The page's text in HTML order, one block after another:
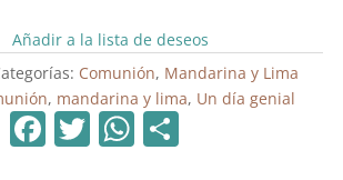
Añadir a la lista de deseos
Comunión, Mandarina y Lima
, mandarina y lima, Un día genial
F T W